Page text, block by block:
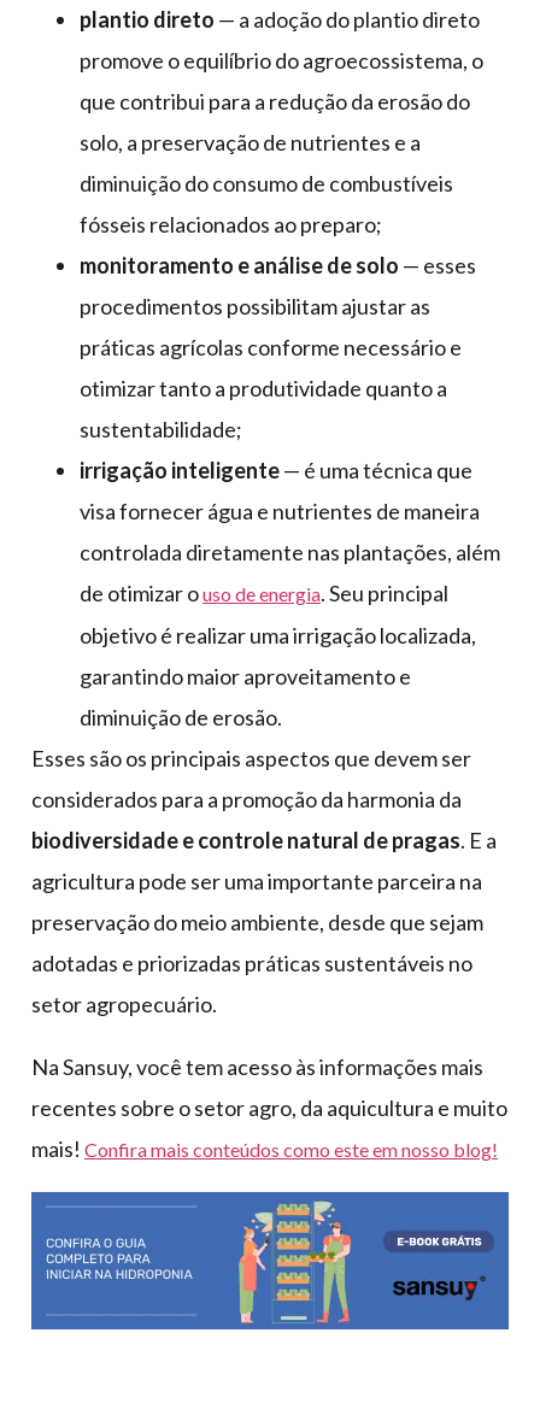
plantio direto — a adoção do plantio direto
promove o equilíbrio do agroecossistema, o
que contribui para a redução da erosão do
solo, a preservação de nutrientes e a
diminuição do consumo de combustíveis
fósseis relacionados ao preparo;
monitoramento e análise de solo — esses
procedimentos possibilitam ajustar as
práticas agrícolas conforme necessário e
otimizar tanto a produtividade quanto a
sustentabilidade;
irrigação inteligente— é uma técnica que
visa fornecer água e nutrientes de maneira
controlada diretamente nas plantações, além
de otimizar ouso de energia. Seu principal
objetivo é realizar uma irrigação localizada,
garantindo maior aproveitamento e
diminuição de erosão.
Esses são os principais aspectos que devem ser
considerados para a promoção da harmonia da
biodiversidade e controle natural de pragas. E a
agricultura pode ser uma importante parceira na
preservação do meio ambiente, desde que sejam
adotadas e priorizadas práticas sustentáveis no
setor agropecuário.
Na Sansuy, você tem acesso às informações mais
recentes sobre o setor agro, da aquicultura e muito
mais! Confira mais conteúdos como este em nosso blog!